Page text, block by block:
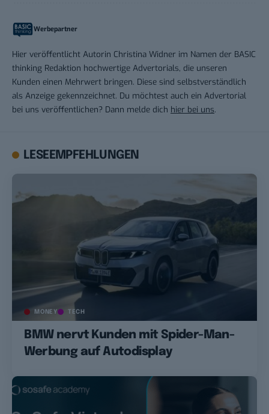
Werbepartner
Hier veröffentlicht Autorin Christina Widner im Namen der BASIC
thinking Redaktion hochwertige Advertorials, die unseren
Kunden einen Mehrwert bringen. Diese sind selbstverständlich
als Anzeige gekennzeichnet. Du möchtest auch ein Advertorial
bei uns veröffentlichen? Dann melde dich hier bei uns.
LESEEMPFEHLUNGEN
MONEY TECH
BMW nervt Kunden mit Spider-Man-
Werbung auf Autodisplay